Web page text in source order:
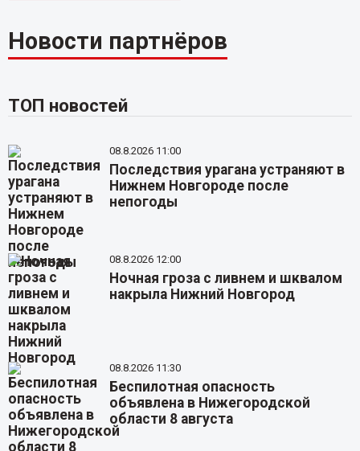
Новости партнёров
ТОП новостей
08.8.2026 11:00
Последствия урагана устраняют в
Нижнем Новгороде после
непогоды
08.8.2026 12:00
Ночная гроза с ливнем и шквалом
накрыла Нижний Новгород
08.8.2026 11:30
Беспилотная опасность
объявлена в Нижегородской
области 8 августа